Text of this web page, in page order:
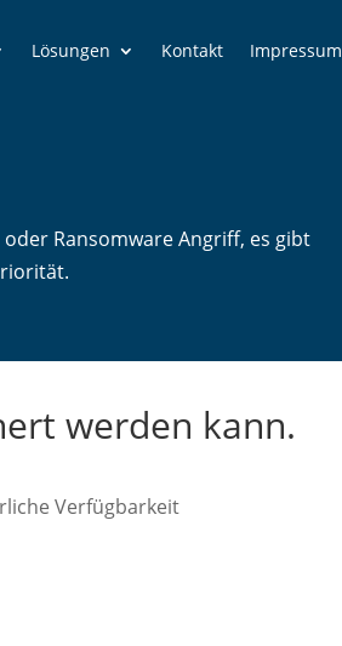
Lösungen Kontakt Impressum
Ransomware Angriff, es gibt
werden kann.
Verfügbarkeit